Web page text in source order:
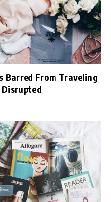
Barred From Traveling
Disrupted